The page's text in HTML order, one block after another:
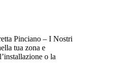
Pinciano – I Nostri
tua zona e
o la